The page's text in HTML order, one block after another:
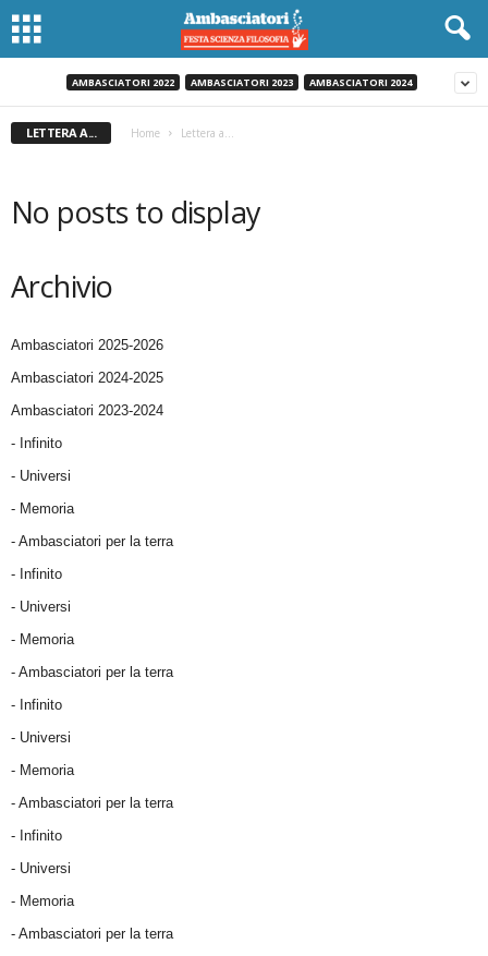
AMBASCIATORI 2022 AMBASCIATORI 2023 AMBASCIATORI 2024
LETTERA A... Home Lettera a...
No posts to display
Archivio
Ambasciatori 2025-2026
Ambasciatori 2024-2025
Ambasciatori 2023-2024
- Infinito
- Universi
- Memoria
- Ambasciatori per la terra
- Infinito
- Universi
- Memoria
- Ambasciatori per la terra
- Infinito
- Universi
- Memoria
- Ambasciatori per la terra
- Infinito
- Universi
- Memoria
- Ambasciatori per la terra